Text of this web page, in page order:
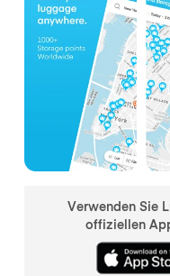
Verwenden Sie
offiziellen